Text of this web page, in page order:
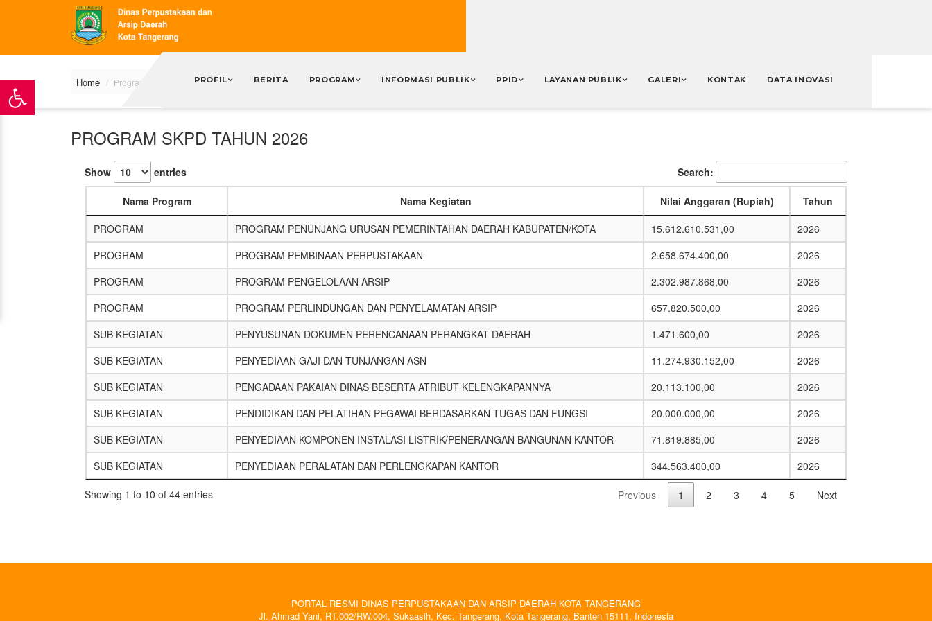
PROFIL BERITA PROGRAM INFORMASI PUBLIK PPID LAYANAN PUBLIK GALERI KONTAK DATA INOVASI
Home Program
PROGRAM SKPD TAHUN 2026
Show entries Search:
Nama Program Nama Kegiatan Nilai Anggaran (Rupiah)
Tahun
PROGRAM
PROGRAM PENUNJANG URUSAN PEMERINTAHAN DAERAH KABUPATEN/KOTA 15.612.610.531,00
2026
PROGRAM
PROGRAM PEMBINAAN PERPUSTAKAAN 2.658.674.400,00
2026
PROGRAM
PROGRAM PENGELOLAAN ARSIP 2.302.987.868,00
2026
PROGRAM
PROGRAM PERLINDUNGAN DAN PENYELAMATAN ARSIP 657.820.500,00
2026
SUB KEGIATAN
PENYUSUNAN DOKUMEN PERENCANAAN PERANGKAT DAERAH 1.471.600,00
2026
SUB KEGIATAN
PENYEDIAAN GAJI DAN TUNJANGAN ASN 11.274.930.152,00
2026
SUB KEGIATAN
PENGADAAN PAKAIAN DINAS BESERTA ATRIBUT KELENGKAPANNYA 20.113.100,00
2026
SUB KEGIATAN
PENDIDIKAN DAN PELATIHAN PEGAWAI BERDASARKAN TUGAS DAN FUNGSI 20.000.000,00
2026
SUB KEGIATAN
PENYEDIAAN KOMPONEN INSTALASI LISTRIK/PENERANGAN BANGUNAN KANTOR 71.819.885,00
2026
SUB KEGIATAN
PENYEDIAAN PERALATAN DAN PERLENGKAPAN KANTOR 344.563.400,00 2026
Showing 1 to 10 of 44 entries Previous 1 2 3 4 5 Next
PORTAL RESMI DINAS PERPUSTAKAAN DAN ARSIP DAERAH KOTA TANGERANG
Jl. Ahmad Yani, RT.002/RW.004, Sukaasih, Kec. Tangerang, Kota Tangerang, Banten 15111, Indonesia